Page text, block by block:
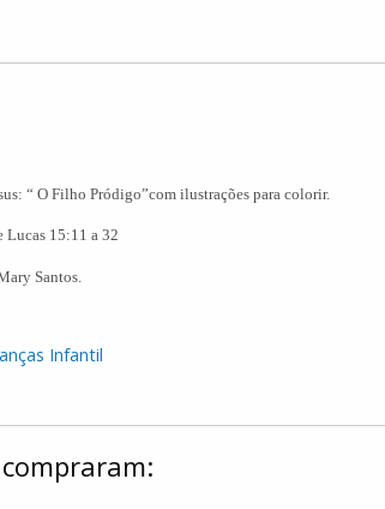
“ O Filho Pródigo”com ilustrações para colorir.
15:11 a 32
Santos.
Infantil